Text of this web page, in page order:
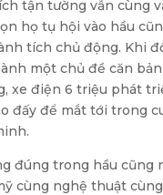
tận tường vẫn cùng
họ tụ hội vào hầu
tích chủ động. Khi
một chủ đề căn
xe điện 6 triệu phát
đấy để mắt tới trong
đúng trong hầu cũng
cùng nghệ thuật